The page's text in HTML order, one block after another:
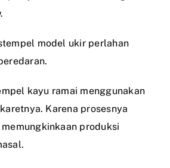
model ukir perlahan
kayu ramai menggunakan
Karena prosesnya
produksi